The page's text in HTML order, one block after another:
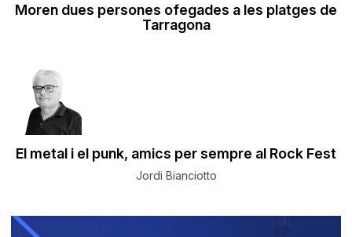
Moren dues persones ofegades a les platges de
Tarragona
El metal i el punk, amics per sempre al Rock Fest
Jordi Bianciotto